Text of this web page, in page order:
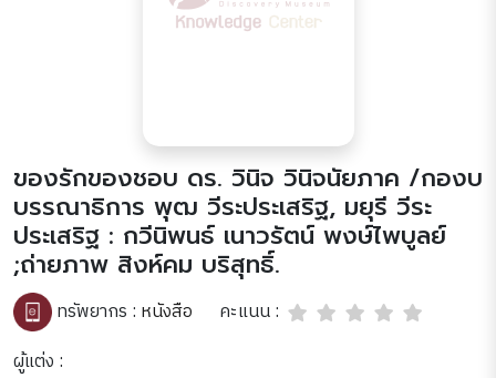
ของรักของชอบ ดร. วินิจ วินิจนัยภาค /กองบ
บรรณาธิการ พุฒ วีระประเสริฐ, มยุรี วีระ
ประเสริฐ : กวีนิพนธ์ เนาวรัตน์ พงษ์ไพบูลย์
;ถ่ายภาพ สิงห์คม บริสุทธิ์.
ทรัพยากร : หนังสือ
คะแนน :
ผู้แต่ง :